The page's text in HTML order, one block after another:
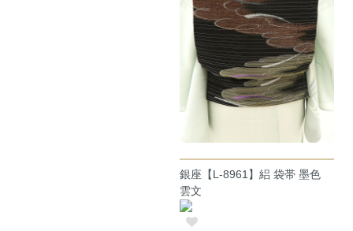
銀座【L-8961】絽 袋帯 墨色
雲文